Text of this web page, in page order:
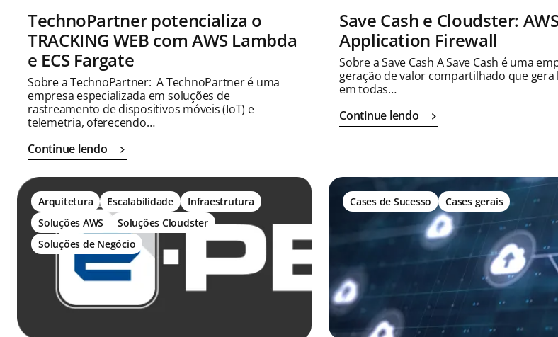
TechnoPartner potencializa o
TRACKING WEB com AWS Lambda
e ECS Fargate
Sobre a TechnoPartner: A TechnoPartner é uma
empresa especializada em soluções de
rastreamento de dispositivos móveis (IoT) e
telemetria, oferecendo…
Continue lendo
Save Cash e Cloudster:
Application Firewall
Sobre a Save Cash A Save Cash é uma
geração de valor compartilhado que gera
em todas…
Continue lendo
Arquitetura Escalabilidade
Infraestrutura
Soluções AWS
Soluções Cloudster
Soluções de Negócio
Cases de Sucesso Cases gerais